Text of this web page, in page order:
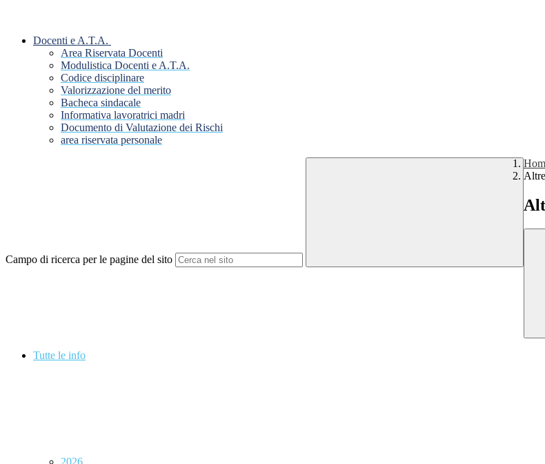
Docenti e A.T.A.
Area Riservata Docenti
Modulistica Docenti e A.T.A.
Codice disciplinare
Valorizzazione del merito
Bacheca sindacale
Informativa lavoratrici madri
Documento di Valutazione dei Rischi
area riservata personale
Campo di ricerca per le pagine del sito
Tutte le info